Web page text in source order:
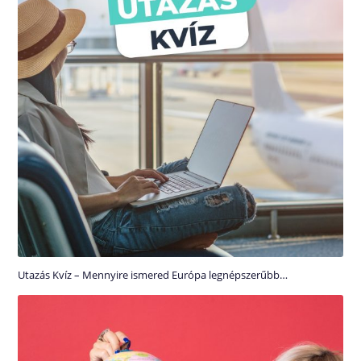
Utazás Kvíz – Mennyire ismered Európa legnépszerűbb…